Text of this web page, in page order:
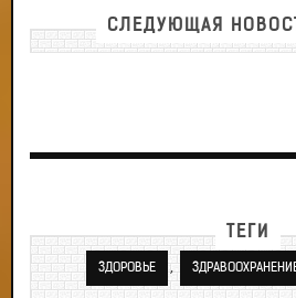
СЛЕДУЮЩАЯ
ТЕГИ
ЗДОРОВЬЕ ,